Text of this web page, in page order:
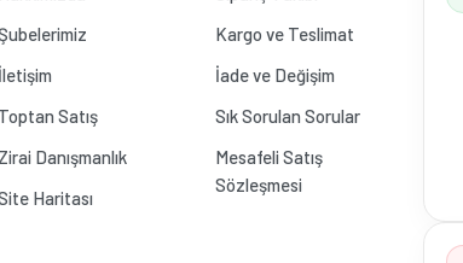
İletişim
Toptan Satış
Zirai Danışmanlık
Haritası
Kargo ve Teslimat
İade ve Değişim
Sık Sorulan Sorular
Mesafeli Satış
Sözleşmesi